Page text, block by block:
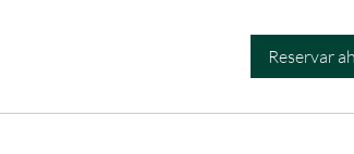
Reservar